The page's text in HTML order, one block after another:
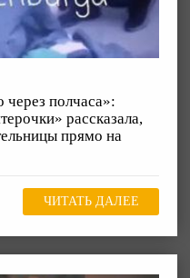
через полчаса»:
рассказала,
прямо на
ЧИТАТЬ ДАЛЕЕ